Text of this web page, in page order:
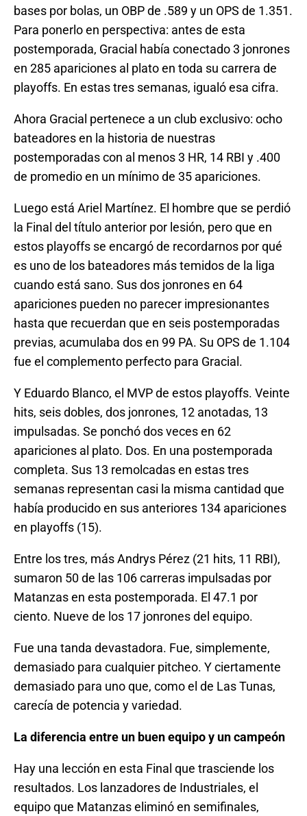
bases por bolas, un OBP de .589 y un OPS de 1.351.
Para ponerlo en perspectiva: antes de esta
postemporada, Gracial había conectado 3 jonrones
en 285 apariciones al plato en toda su carrera de
playoffs. En estas tres semanas, igualó esa cifra.
Ahora Gracial pertenece a un club exclusivo: ocho
bateadores en la historia de nuestras
postemporadas con al menos 3 HR, 14 RBI y .400
de promedio en un mínimo de 35 apariciones.
Luego está Ariel Martínez. El hombre que se perdió
la Final del título anterior por lesión, pero que en
estos playoffs se encargó de recordarnos por qué
es uno de los bateadores más temidos de la liga
cuando está sano. Sus dos jonrones en 64
apariciones pueden no parecer impresionantes
hasta que recuerdan que en seis postemporadas
previas, acumulaba dos en 99 PA. Su OPS de 1.104
fue el complemento perfecto para Gracial.
Y Eduardo Blanco, el MVP de estos playoffs. Veinte
hits, seis dobles, dos jonrones, 12 anotadas, 13
impulsadas. Se ponchó dos veces en 62
apariciones al plato. Dos. En una postemporada
completa. Sus 13 remolcadas en estas tres
semanas representan casi la misma cantidad que
había producido en sus anteriores 134 apariciones
en playoffs (15).
Entre los tres, más Andrys Pérez (21 hits, 11 RBI),
sumaron 50 de las 106 carreras impulsadas por
Matanzas en esta postemporada. El 47.1 por
ciento. Nueve de los 17 jonrones del equipo.
Fue una tanda devastadora. Fue, simplemente,
demasiado para cualquier pitcheo. Y ciertamente
demasiado para uno que, como el de Las Tunas,
carecía de potencia y variedad.
La diferencia entre un buen equipo y un campeón
Hay una lección en esta Final que trasciende los
resultados. Los lanzadores de Industriales, el
equipo que Matanzas eliminó en semifinales,